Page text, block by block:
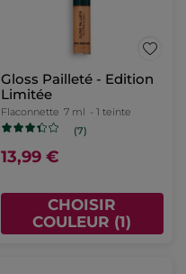
Gloss Pailleté - Edition
Limitée
Flaconnette 7 ml - 1 teinte
(7)
13,99 €
CHOISIR
COULEUR (1)